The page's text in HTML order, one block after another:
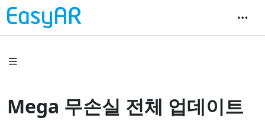
Mega 무손실 전체 업데이트